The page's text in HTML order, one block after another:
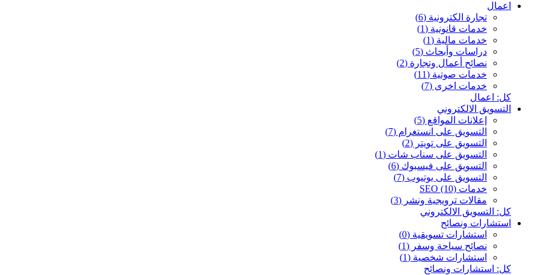
اعمال
تجارة الكترونية (6)
خدمات قانونية (1)
خدمات مالية (1)
دراسات وأبحاث (5)
نصائح أعمال وتجارة (2)
خدمات صوتية (11)
خدمات اخرى (7)
كل: اعمال
التسويق الالكتروني
إعلانات المواقع (5)
التسويق على انستغرام (7)
التسويق على تويتر (2)
التسويق على سناب شات (1)
التسويق على فيسبوك (6)
التسويق على يوتيوب (7)
خدمات SEO (10)
مقالات ترويجية ونشر (3)
كل: التسويق الالكتروني
استشارات ونصائح
استشارات تسويقية (0)
نصائح سياحة وسفر (1)
استشارات شخصية (1)
كل: استشارات ونصائح